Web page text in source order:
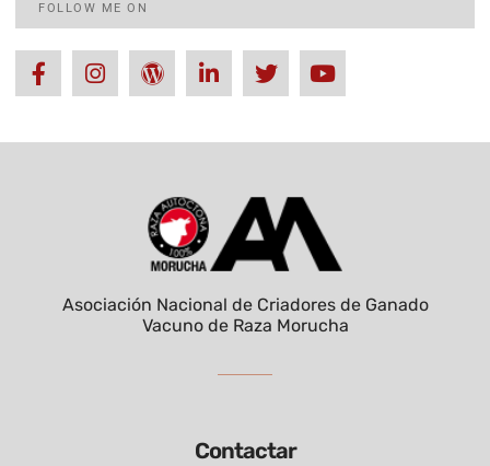
FOLLOW ME ON
Contactar
Asociación Nacional de Criadores de Ganado
Vacuno de Raza Morucha